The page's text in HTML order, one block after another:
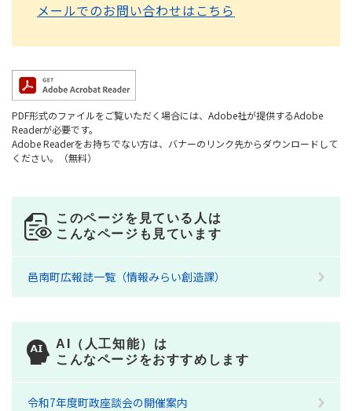
メールでのお問い合わせはこちら
PDF形式のファイルをご覧いただく場合には、Adobe社が提供するAdobe
Readerが必要です。
Adobe Readerをお持ちでない方は、バナーのリンク先からダウンロードして
ください。（無料）
このページを見ている人は
こんなページも見ています
邑南町広報誌一覧（情報みらい創造課）
AI（人工知能）は
こんなページをおすすめします
令和7年度町政座談会の開催案内